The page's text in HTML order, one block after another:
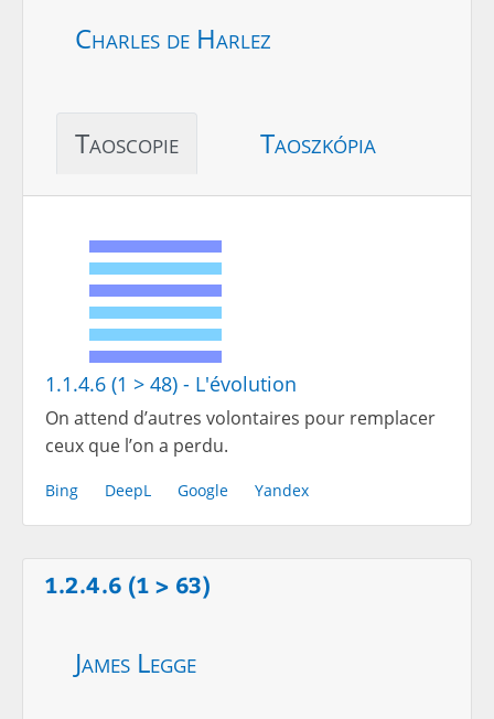
Charles de Harlez
Taoscopie Taoszkópia
1.1.4.6 (1 > 48) - L'évolution
On attend d’autres volontaires pour remplacer
ceux que l’on a perdu.
Bing DeepL Google Yandex
1.2.4.6 (1 > 63)
James Legge